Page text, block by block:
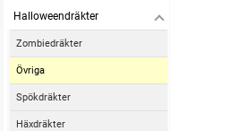
Halloweendräkter
Zombiedräkter
Övriga
Spökdräkter
Häxdräkter